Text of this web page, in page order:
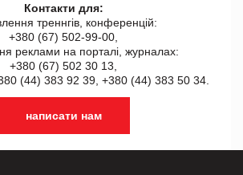
Контакти для:
треннгів, конференцій:
+380 (67) 502-99-00,
реклами на порталі, журналах:
+380 (67) 502 30 13,
(44) 383 92 39, +380 (44) 383 50 34.
написати нам